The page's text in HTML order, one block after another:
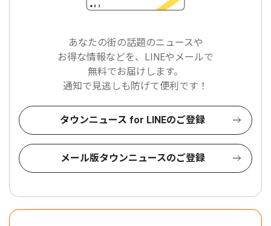
あなたの街の話題のニュースや
お得な情報などを、LINEやメールで
無料でお届けします。
通知で見逃しも防げて便利です！
タウンニュース for LINEのご登録
メール版タウンニュースのご登録